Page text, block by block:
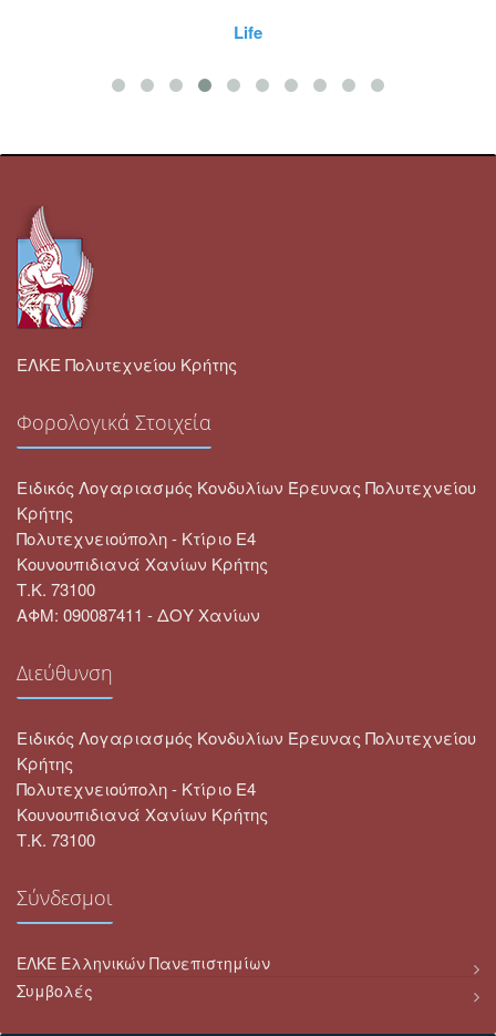
ΕΛΚΕ Πολυτεχνείου Κρήτης
Φορολογικά Στοιχεία
Ειδικός Λογαριασμός Κονδυλίων Έρευνας Πολυτεχνείου
Κρήτης
Πολυτεχνειούπολη - Κτίριο Ε4
Κουνουπιδιανά Χανίων Κρήτης
Τ.Κ. 73100
ΑΦΜ: 090087411 - ΔΟΥ Χανίων
Διεύθυνση
Ειδικός Λογαριασμός Κονδυλίων Έρευνας Πολυτεχνείου
Κρήτης
Πολυτεχνειούπολη - Κτίριο Ε4
Κουνουπιδιανά Χανίων Κρήτης
Τ.Κ. 73100
Σύνδεσμοι
ΕΛΚΕ Ελληνικών Πανεπιστημίων
Συμβολές